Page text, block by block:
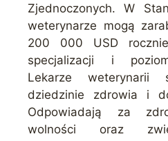
Zjednoczonych. W
weterynarze mogą
200 000 USD
specjalizacji i
Lekarze
dziedzinie zdrowia i
Odpowiadają za
wolności oraz